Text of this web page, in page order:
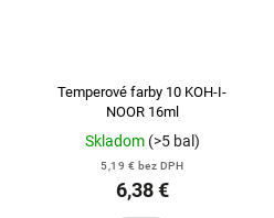
Temperové farby 10 KOH-I-
NOOR 16ml
Skladom (>5 bal)
5,19 € bez DPH
6,38 €